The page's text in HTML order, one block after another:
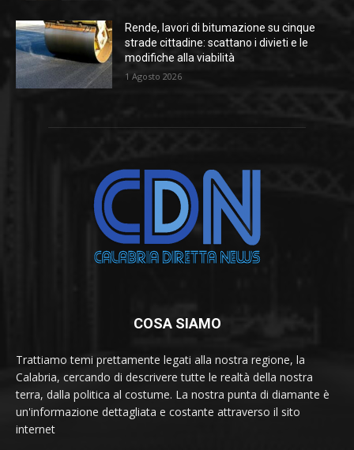
Rende, lavori di bitumazione su cinque
strade cittadine: scattano i divieti e le
modifiche alla viabilità
1 Agosto 2026
COSA SIAMO
Trattiamo temi prettamente legati alla nostra regione, la
Calabria, cercando di descrivere tutte le realtà della nostra
terra, dalla politica al costume. La nostra punta di diamante è
un'informazione dettagliata e costante attraverso il sito
internet